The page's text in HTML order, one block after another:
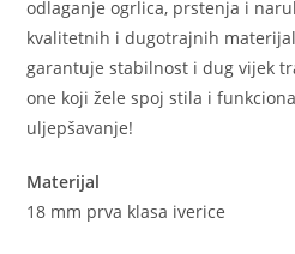
odlaganje ogrlica, prstenja i
kvalitetnih i dugotrajnih
garantuje stabilnost i dug vijek
one koji žele spoj stila i
uljepšavanje!
Materijal
18 mm prva klasa iverice